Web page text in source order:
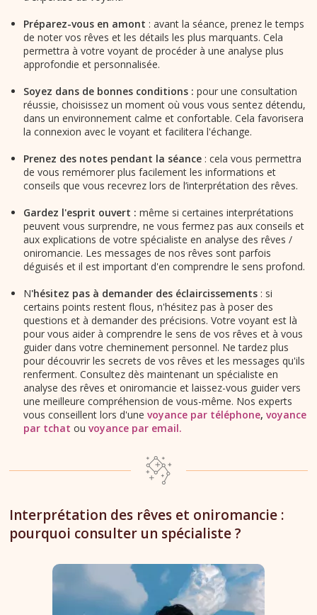
Préparez-vous en amont : avant la séance, prenez le temps
de noter vos rêves et les détails les plus marquants. Cela
permettra à votre voyant de procéder à une analyse plus
approfondie et personnalisée.
Soyez dans de bonnes conditions : pour une consultation
réussie, choisissez un moment où vous vous sentez détendu,
dans un environnement calme et confortable. Cela favorisera
la connexion avec le voyant et facilitera l'échange.
Prenez des notes pendant la séance : cela vous permettra
de vous remémorer plus facilement les informations et
conseils que vous recevrez lors de l’interprétation des rêves.
Gardez l'esprit ouvert : même si certaines interprétations
peuvent vous surprendre, ne vous fermez pas aux conseils et
aux explications de votre spécialiste en analyse des rêves /
oniromancie. Les messages de nos rêves sont parfois
déguisés et il est important d'en comprendre le sens profond.
N'hésitez pas à demander des éclaircissements : si
certains points restent flous, n'hésitez pas à poser des
questions et à demander des précisions. Votre voyant est là
pour vous aider à comprendre le sens de vos rêves et à vous
guider dans votre cheminement personnel. Ne tardez plus
pour découvrir les secrets de vos rêves et les messages qu'ils
renferment. Consultez dès maintenant un spécialiste en
analyse des rêves et oniromancie et laissez-vous guider vers
une meilleure compréhension de vous-même. Nos experts
vous conseillent lors d'une voyance par téléphone,voyance
par tchat ou voyance par email.
Interprétation des rêves et oniromancie :
pourquoi consulter un spécialiste ?